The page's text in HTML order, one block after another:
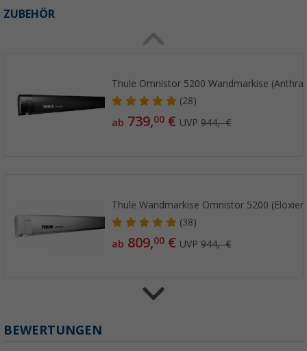
ZUBEHÖR
Thule Omnistor 5200 Wandmarkise
(28)
ab 739,00 € UVP944,- €
Thule Wandmarkise Omnistor 5200
(38)
ab 809,00 € UVP944,- €
BEWERTUNGEN